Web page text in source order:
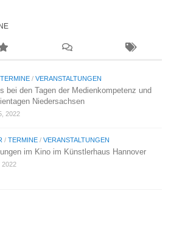
TERMINE / VERANSTALTUNGEN
bei den Tagen der Medienkompetenz und
Niedersachsen
2022
/ TERMINE / VERANSTALTUNGEN
im Kino im Künstlerhaus Hannover
2022